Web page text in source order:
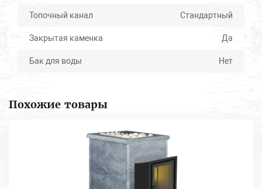
Топочный канал Стандартный
Закрытая каменка Да
Бак для воды Нет
Похожие товары